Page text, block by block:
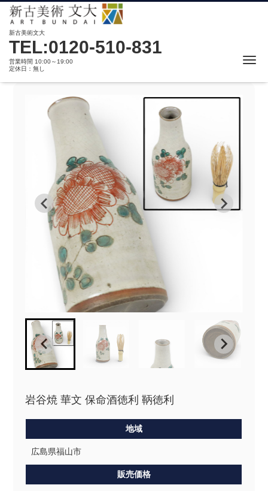
新古美術文大
TEL:0120-510-831
営業時間 10:00～19:00
定休日：無し
岩谷焼 華文 保命酒徳利 鞆徳利
地域
広島県福山市
販売価格